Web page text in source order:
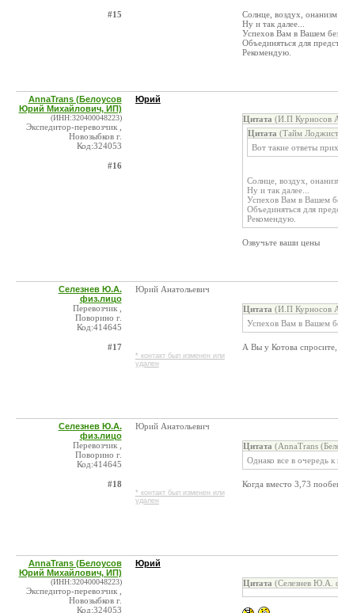
#15
Солнце, воздух,
Ну и так далее...
Успехов Вам в Вашем
Объединяться для
Рекомендую.
AnnaTrans (Белоусов
Юрий Михайлович, ИП)
(ИНН:320400048223)
Экспедитор-перевозчик ,
Новозыбков г.
Код:324053
#16
Юрий
Цитата (И.П Курносов
Цитата (Тайм
Вот такие ответы
Солнце, воздух,
Ну и так далее...
Успехов Вам в Вашем
Объединяться для
Рекомендую.
Озвучьте ваши цены
Селезнев Ю.А.
физ.лицо
Перевозчик ,
Поворино г.
Код:414645
#17
Юрий Анатольевич
* контакт был изменен или
удален
Цитата (И.П Курносов
Успехов Вам в Вашем
А Вы у Котова
Селезнев Ю.А.
физ.лицо
Перевозчик ,
Поворино г.
Код:414645
#18
Юрий Анатольевич
* контакт был изменен или
удален
Цитата (AnnaTrans
Однако все в очередь к
Когда вместо 3,73
AnnaTrans (Белоусов
Юрий Михайлович, ИП)
(ИНН:320400048223)
Экспедитор-перевозчик ,
Новозыбков г.
Код:324053
Юрий
Цитата (Селезнев Ю.А.